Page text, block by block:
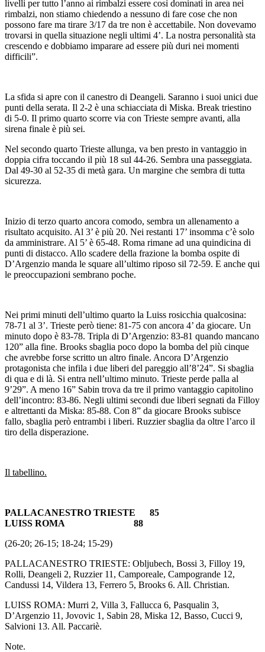
livelli per tutto l’anno ai rimbalzi essere così dominati in area nei
rimbalzi, non stiamo chiedendo a nessuno di fare cose che non
possono fare ma tirare 3/17 da tre non è accettabile. Non dovevamo
trovarsi in quella situazione negli ultimi 4’. La nostra personalità sta
crescendo e dobbiamo imparare ad essere più duri nei momenti
difficili”.
La sfida si apre con il canestro di Deangeli. Saranno i suoi unici due
punti della serata. Il 2-2 è una schiacciata di Miska. Break triestino
di 5-0. Il primo quarto scorre via con Trieste sempre avanti, alla
sirena finale è più sei.
Nel secondo quarto Trieste allunga, va ben presto in vantaggio in
doppia cifra toccando il più 18 sul 44-26. Sembra una passeggiata.
Dal 49-30 al 52-35 di metà gara. Un margine che sembra di tutta
sicurezza.
Inizio di terzo quarto ancora comodo, sembra un allenamento a
risultato acquisito. Al 3’ è più 20. Nei restanti 17’ insomma c’è solo
da amministrare. Al 5’ è 65-48. Roma rimane ad una quindicina di
punti di distacco. Allo scadere della frazione la bomba ospite di
D’Argenzio manda le square all’ultimo riposo sil 72-59. E anche qui
le preoccupazioni sembrano poche.
Nei primi minuti dell’ultimo quarto la Luiss rosicchia qualcosina:
78-71 al 3’. Trieste però tiene: 81-75 con ancora 4’ da giocare. Un
minuto dopo è 83-78. Tripla di D’Argenzio: 83-81 quando mancano
120” alla fine. Brooks sbaglia poco dopo la bomba del più cinque
che avrebbe forse scritto un altro finale. Ancora D’Argenzio
protagonista che infila i due liberi del pareggio all’8’24”. Si sbaglia
di qua e di là. Si entra nell’ultimo minuto. Trieste perde palla al
9’29”. A meno 16” Sabin trova da tre il primo vantaggio capitolino
dell’incontro: 83-86. Negli ultimi secondi due liberi segnati da Filloy
e altrettanti da Miska: 85-88. Con 8” da giocare Brooks subisce
fallo, sbaglia però entrambi i liberi. Ruzzier sbaglia da oltre l’arco il
tiro della disperazione.
Il tabellino.
PALLACANESTRO TRIESTE 85
LUISS ROMA 88
(26-20; 26-15; 18-24; 15-29)
PALLACANESTRO TRIESTE: Obljubech, Bossi 3, Filloy 19,
Rolli, Deangeli 2, Ruzzier 11, Camporeale, Campogrande 12,
Candussi 14, Vildera 13, Ferrero 5, Brooks 6. All. Christian.
LUISS ROMA: Murri 2, Villa 3, Fallucca 6, Pasqualin 3,
D’Argenzio 11, Jovovic 1, Sabin 28, Miska 12, Basso, Cucci 9,
Salvioni 13. All. Paccariè.
Note.